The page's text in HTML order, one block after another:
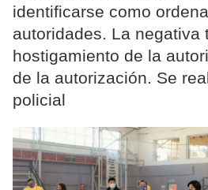
identificarse como
autoridades. La negativa
hostigamiento de la
de la autorización. Se
policial